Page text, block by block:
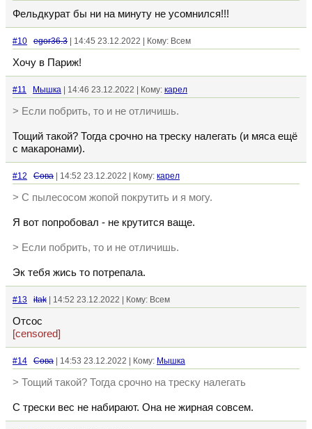
Фельдкурат бы ни на минуту не усомнился!!!
#10 egor36.3 | 14:45 23.12.2022 | Кому: Всем
Хочу в Париж!
#11 Мышка | 14:46 23.12.2022 | Кому: кaрел
> Если побрить, то и не отличишь.
Тощий такой? Тогда срочно на треску налегать (и мяса ещё
с макаронами).
#12 Сова | 14:52 23.12.2022 | Кому: кaрел
> С пылесосом жопой покрутить и я могу.
Я вот попробовал - не крутится ваще.
> Если побрить, то и не отличишь.
Эк тебя жись то потрепала.
#13 itak | 14:52 23.12.2022 | Кому: Всем
Отсос
[censored]
#14 Сова | 14:53 23.12.2022 | Кому: Мышка
> Тощий такой? Тогда срочно на треску налегать
С трески вес не набирают. Она не жирная совсем.